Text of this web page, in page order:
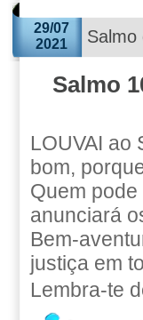
29/07
2021
Salmo
Salmo
LOUVAI ao
bom,
Quem
anunciará
Bem-
justiça em
Lembra-te